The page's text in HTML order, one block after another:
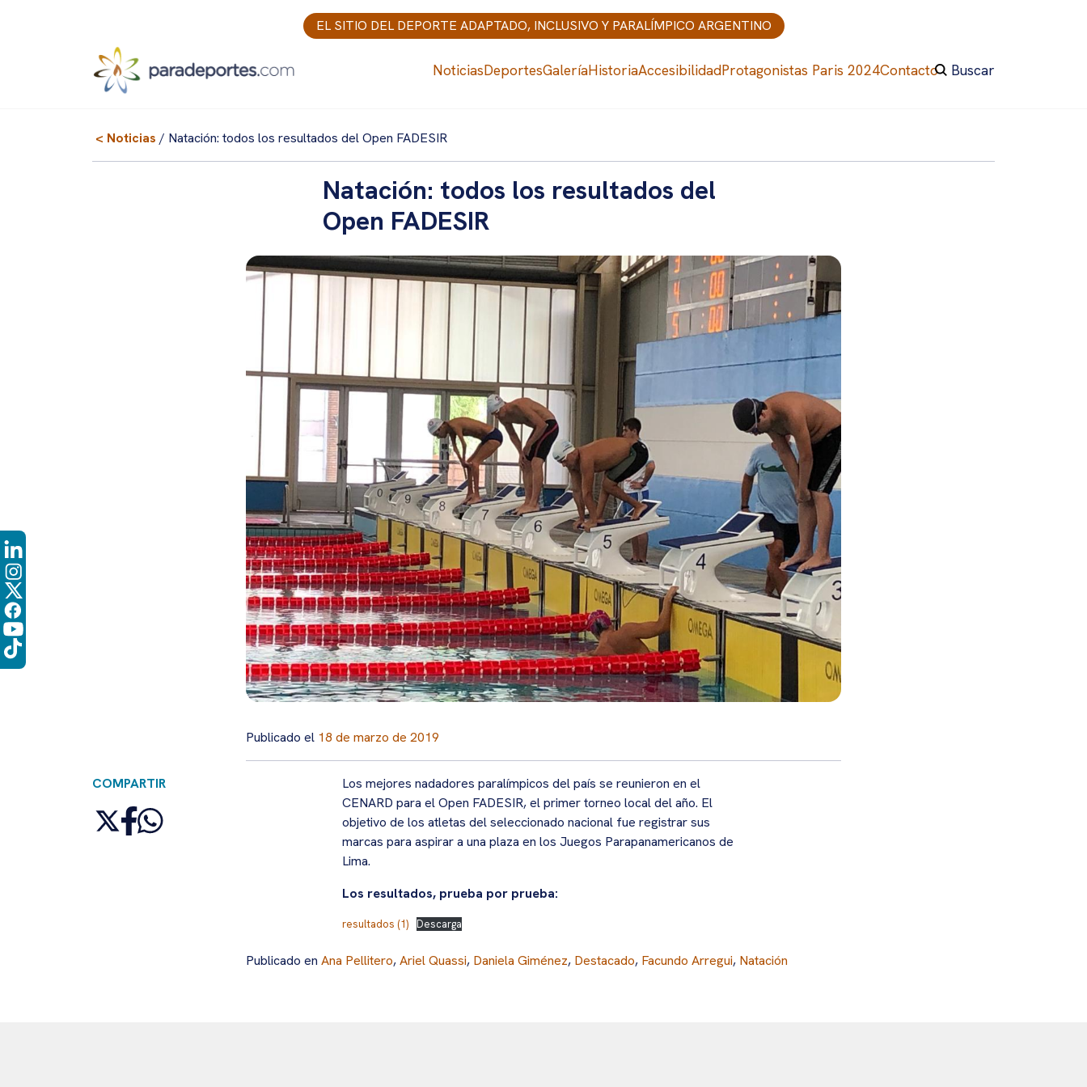
EL SITIO DEL DEPORTE ADAPTADO, INCLUSIVO Y PARALÍMPICO ARGENTINO
NoticiasDeportesGaleríaHistoriaAccesibilidadProtagonistas Paris 2024Contacto Buscar
< Noticias / Natación: todos los resultados del Open FADESIR
Natación: todos los resultados del
Open FADESIR
Publicado el 18 de marzo de 2019
COMPARTIR
Los mejores nadadores paralímpicos del país se reunieron en el
CENARD para el Open FADESIR, el primer torneo local del año. El
objetivo de los atletas del seleccionado nacional fue registrar sus
marcas para aspirar a una plaza en los Juegos Parapanamericanos de
Lima.
Los resultados, prueba por prueba:
resultados (1) Descarga
Publicado en Ana Pellitero,Ariel Quassi, Daniela Giménez, Destacado, Facundo Arregui, Natación